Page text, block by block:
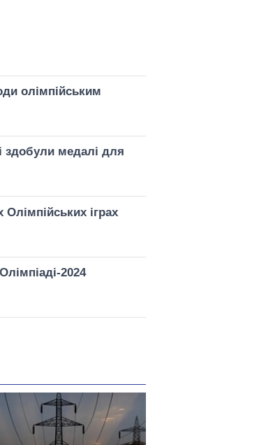
олімпійським
здобули медалі для
Олімпійських іграх
2024